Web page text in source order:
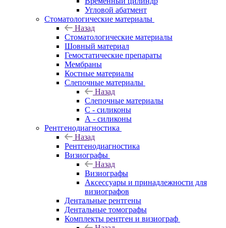
Угловой абатмент
Стоматологические материалы
Назад
Стоматологические материалы
Шовный материал
Гемостатические препараты
Мембраны
Костные материалы
Слепочные материалы
Назад
Слепочные материалы
C - силиконы
А - силиконы
Рентгенодиагностика
Назад
Рентгенодиагностика
Визиографы
Назад
Визиографы
Аксессуары и принадлежности для
визиографов
Дентальные рентгены
Дентальные томографы
Комплекты рентген и визиограф